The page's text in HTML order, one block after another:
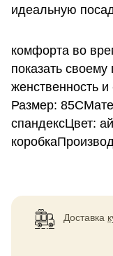
идеальную
комфорта во
показать
женственность и
Размер:
спандексЦвет:
Доставка